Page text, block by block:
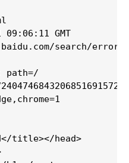
GMT
search/
path=/
title></head>